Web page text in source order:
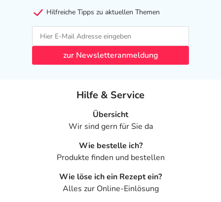
Hilfreiche Tipps zu aktuellen Themen
zur Newsletteranmeldung
Hilfe & Service
Übersicht
Wir sind gern für Sie da
Wie bestelle ich?
Produkte finden und bestellen
Wie löse ich ein Rezept ein?
Alles zur Online-Einlösung